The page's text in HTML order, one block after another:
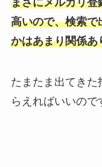
まさにメルカリ登
高いので、検索で
かはあまり関係あ
たまたま出てきた
らえればいいので